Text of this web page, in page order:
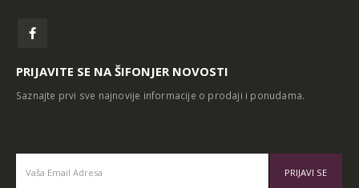
PRIJAVITE SE NA ŠIFONJER NOVOSTI
Saznajte prvi sve najnovije informacije o prodaji i ponudama.